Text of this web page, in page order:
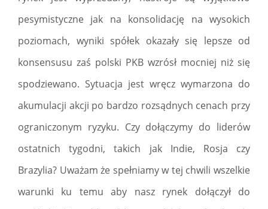
pesymistyczne jak na konsolidację na wysokich
poziomach, wyniki spółek okazały się lepsze od
konsensusu zaś polski PKB wzrósł mocniej niż się
spodziewano. Sytuacja jest wręcz wymarzona do
akumulacji akcji po bardzo rozsądnych cenach przy
ograniczonym ryzyku. Czy dołączymy do liderów
ostatnich tygodni, takich jak Indie, Rosja czy
Brazylia? Uważam że spełniamy w tej chwili wszelkie
warunki ku temu aby nasz rynek dołączył do